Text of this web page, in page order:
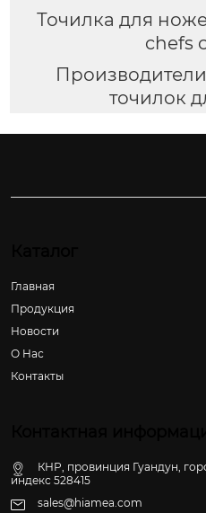
Точилка для
chefs
точилок
Главная
Продукция
Новости
О Hас
Контакты
КНР, провинция Гуандун,
индекс 528415
sales@hiamea.com